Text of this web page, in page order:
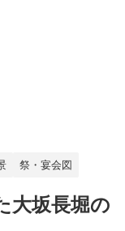
祭・宴会図
大坂長堀の